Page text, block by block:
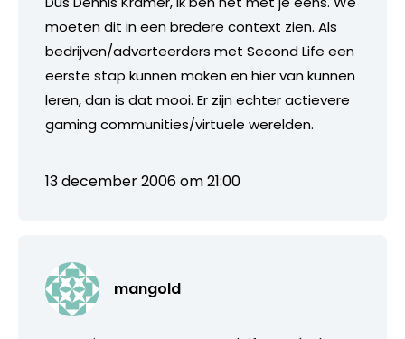
moeten dit in een bredere context zien. Als
bedrijven/adverteerders met Second Life een
eerste stap kunnen maken en hier van kunnen
leren, dan is dat mooi. Er zijn echter actievere
gaming communities/virtuele werelden.
13 december 2006 om 21:00
mangold